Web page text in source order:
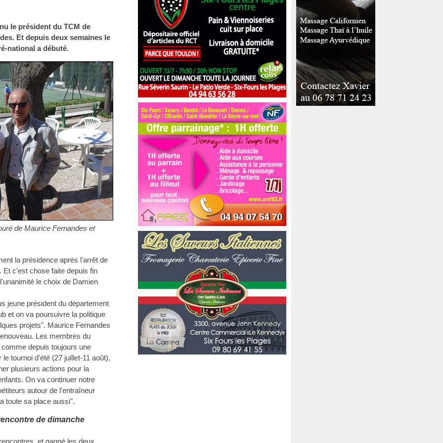
le président du TCM de
Et depuis deux semaines le
national a débuté.
de Maurice Fernandes et
la présidence après l'arrêt de
Et c'est chose faite depuis fin
le choix de Damien
jeune président du département
et on va poursuivre la politique
projets". Maurice Fernandes
Les membres du
depuis toujours une
tournoi d'été (27 juillet-11 août),
plusieurs actions pour la
On va continuer notre
autour de l'entraîneur
toute sa place aussi".
de dimanche
et gagné les deux.